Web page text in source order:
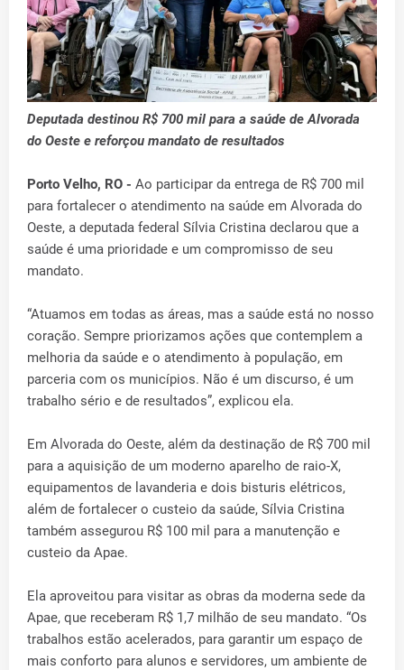
Deputada destinou R$ 700 mil para a saúde de Alvorada
do Oeste e reforçou mandato de resultados
Porto Velho, RO - Ao participar da entrega de R$ 700 mil
para fortalecer o atendimento na saúde em Alvorada do
Oeste, a deputada federal Sílvia Cristina declarou que a
saúde é uma prioridade e um compromisso de seu
mandato.
“Atuamos em todas as áreas, mas a saúde está no nosso
coração. Sempre priorizamos ações que contemplem a
melhoria da saúde e o atendimento à população, em
parceria com os municípios. Não é um discurso, é um
trabalho sério e de resultados”, explicou ela.
Em Alvorada do Oeste, além da destinação de R$ 700 mil
para a aquisição de um moderno aparelho de raio-X,
equipamentos de lavanderia e dois bisturis elétricos,
além de fortalecer o custeio da saúde, Sílvia Cristina
também assegurou R$ 100 mil para a manutenção e
custeio da Apae.
Ela aproveitou para visitar as obras da moderna sede da
Apae, que receberam R$ 1,7 milhão de seu mandato. “Os
trabalhos estão acelerados, para garantir um espaço de
mais conforto para alunos e servidores, um ambiente de